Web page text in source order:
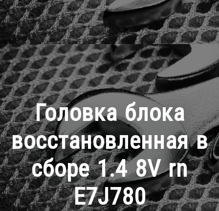
Головка блока
восстановленная в
сборе 1.4 8V rn
E7J780